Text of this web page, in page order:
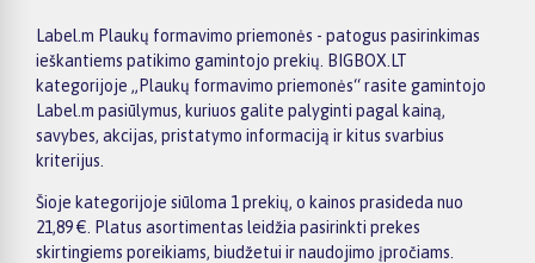
Label.m Plaukų formavimo priemonės - patogus pasirinkimas
ieškantiems patikimo gamintojo prekių. BIGBOX.LT
kategorijoje „Plaukų formavimo priemonės“ rasite gamintojo
Label.m pasiūlymus, kuriuos galite palyginti pagal kainą,
savybes, akcijas, pristatymo informaciją ir kitus svarbius
kriterijus.
Šioje kategorijoje siūloma 1 prekių, o kainos prasideda nuo
21,89 €. Platus asortimentas leidžia pasirinkti prekes
skirtingiems poreikiams, biudžetui ir naudojimo įpročiams.